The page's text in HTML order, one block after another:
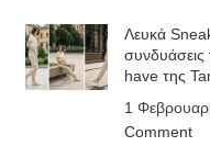
Λευκά
have της
1
Comment